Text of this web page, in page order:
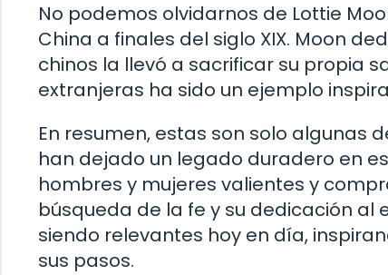
No podemos olvidarnos de Lottie
China a finales del siglo XIX. Moon
chinos la llevó a sacrificar su propia
extranjeras ha sido un ejemplo
En resumen, estas son solo algunas
han dejado un legado duradero en
hombres y mujeres valientes y
búsqueda de la fe y su dedicación al
siendo relevantes hoy en día,
sus pasos.